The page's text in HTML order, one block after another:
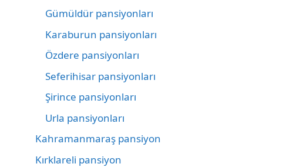
Gümüldür pansiyonları
Karaburun pansiyonları
Özdere pansiyonları
Seferihisar pansiyonları
Şirince pansiyonları
Urla pansiyonları
Kahramanmaraş pansiyon
Kırklareli pansiyon